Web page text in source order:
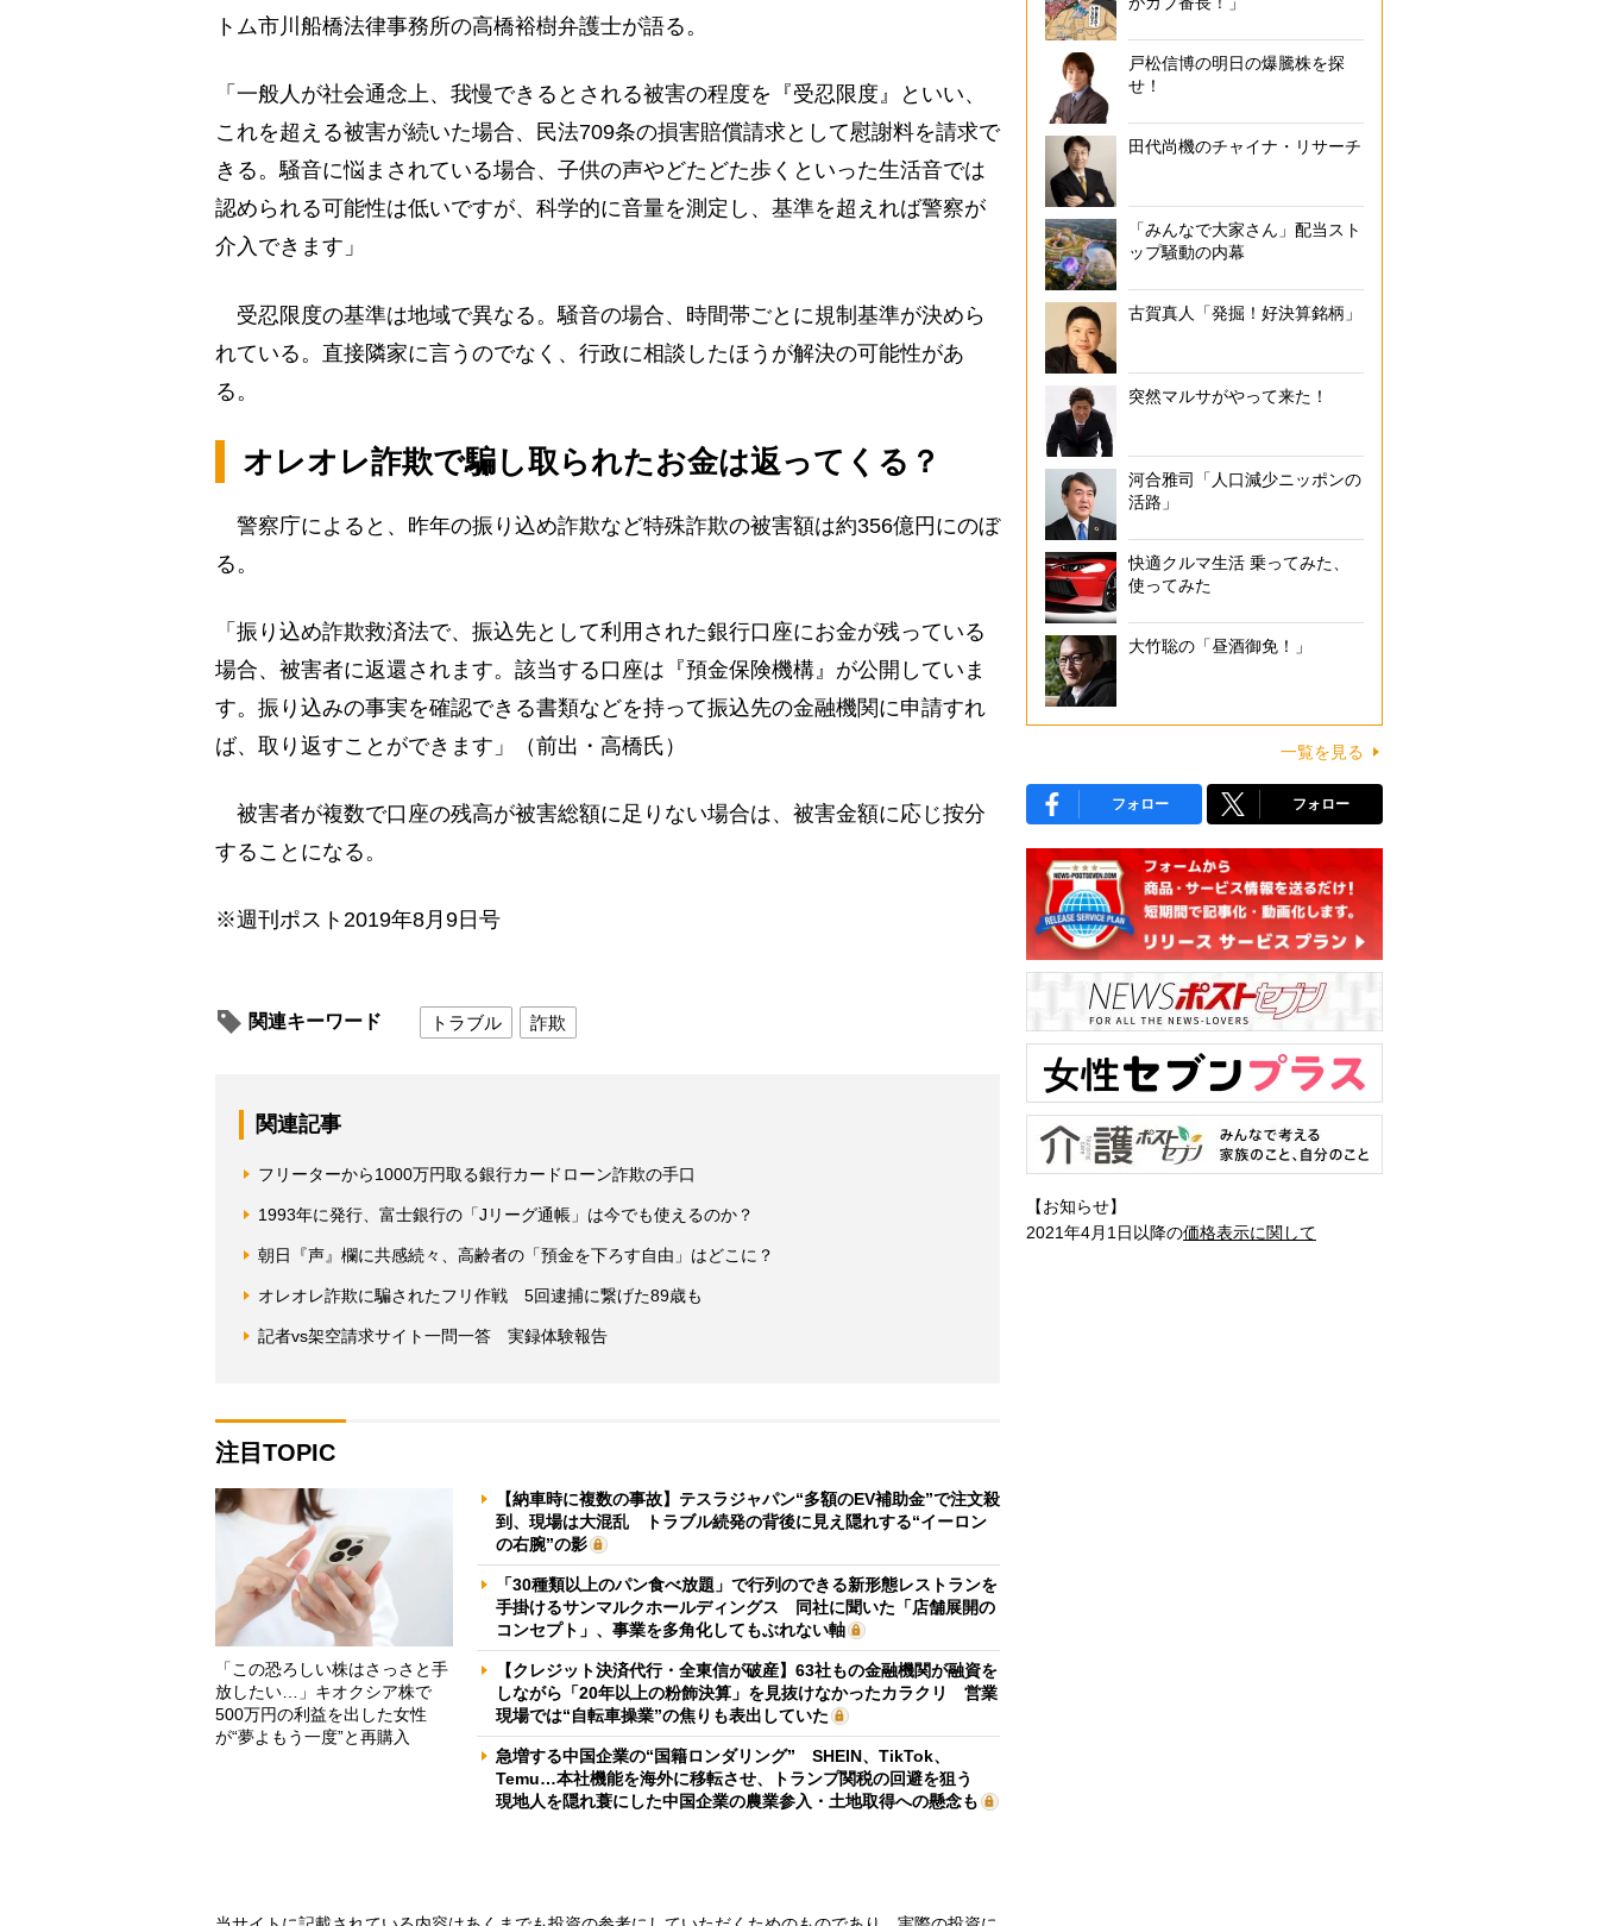
トム市川船橋法律事務所の高橋裕樹弁護士が語る。
「一般人が社会通念上、我慢できるとされる被害の程度を『受忍限度』といい、
これを超える被害が続いた場合、民法709条の損害賠償請求として慰謝料を請求で
きる。騒音に悩まされている場合、子供の声やどたどた歩くといった生活音では
認められる可能性は低いですが、科学的に音量を測定し、基準を超えれば警察が
介入できます」
受忍限度の基準は地域で異なる。騒音の場合、時間帯ごとに規制基準が決めら
れている。直接隣家に言うのでなく、行政に相談したほうが解決の可能性があ
る。
オレオレ詐欺で騙し取られたお金は返ってくる？
警察庁によると、昨年の振り込め詐欺など特殊詐欺の被害額は約356億円にのぼ
る。
「振り込め詐欺救済法で、振込先として利用された銀行口座にお金が残っている
場合、被害者に返還されます。該当する口座は『預金保険機構』が公開していま
す。振り込みの事実を確認できる書類などを持って振込先の金融機関に申請すれ
ば、取り返すことができます」（前出・高橋氏）
被害者が複数で口座の残高が被害総額に足りない場合は、被害金額に応じ按分
することになる。
※週刊ポスト2019年8月9日号
関連キーワード トラブル 詐欺
関連記事
フリーターから1000万円取る銀行カードローン詐欺の手口
1993年に発行、富士銀行の「Jリーグ通帳」は今でも使えるのか？
朝日『声』欄に共感続々、高齢者の「預金を下ろす自由」はどこに？
オレオレ詐欺に騙されたフリ作戦 5回逮捕に繋げた89歳も
記者vs架空請求サイト一問一答 実録体験報告
注目TOPIC
「この恐ろしい株はさっさと手
放したい…」キオクシア株で
500万円の利益を出した女性
が“夢よもう一度”と再購入
【納車時に複数の事故】テスラジャパン“多額のEV補助金”で注文殺
到、現場は大混乱 トラブル続発の背後に見え隠れする“イーロン
の右腕”の影
「30種類以上のパン食べ放題」で行列のできる新形態レストランを
手掛けるサンマルクホールディングス 同社に聞いた「店舗展開の
コンセプト」、事業を多角化してもぶれない軸
【クレジット決済代行・全東信が破産】63社もの金融機関が融資を
しながら「20年以上の粉飾決算」を見抜けなかったカラクリ 営業
現場では“自転車操業”の焦りも表出していた
急増する中国企業の“国籍ロンダリング” SHEIN、TikTok、
Temu…本社機能を海外に移転させ、トランプ関税の回避を狙う
現地人を隠れ蓑にした中国企業の農業参入・土地取得への懸念も
戸松信博の明日の爆騰株を探
せ！
田代尚機のチャイナ・リサーチ
「みんなで大家さん」配当スト
ップ騒動の内幕
古賀真人「発掘！好決算銘柄」
突然マルサがやって来た！
河合雅司「人口減少ニッポンの
活路」
快適クルマ生活 乗ってみた、
使ってみた
大竹聡の「昼酒御免！」
一覧を見る
フォロー フォロー
【お知らせ】
2021年4月1日以降の価格表示に関して